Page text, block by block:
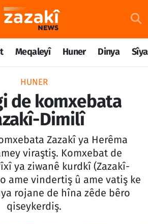
Meqaleyî Huner Dinya
HUNER
de komxebata
Dimilî
Zazakî ya Herêma
viraştiş. Komxebat de
ya ziwanê kurdkî (Zazakî-
ame vindertiş û ame vatiş ke
rojane de hîna zêde bêro
qiseykerdiş.
Durumu ve Fikstür